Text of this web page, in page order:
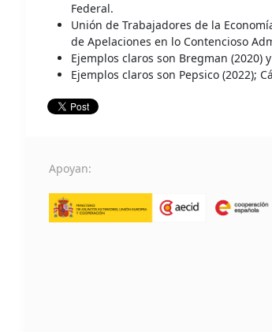
Federal.
Unión de Trabajadores de la
de Apelaciones en lo Contencioso
Ejemplos claros son Bregman (2020) y
Ejemplos claros son Pepsico (2022);
Apoyan: